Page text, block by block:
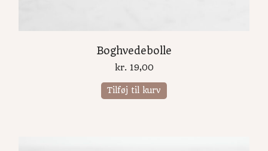
Boghvedebolle
kr. 19,00
Tilføj til kurv